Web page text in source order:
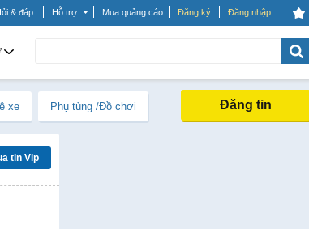
& đáp Hỗ trợ Mua quảng cáo Đăng ký Đăng nhập
xe Phụ tùng /Đồ chơi Đăng tin
tin Vip